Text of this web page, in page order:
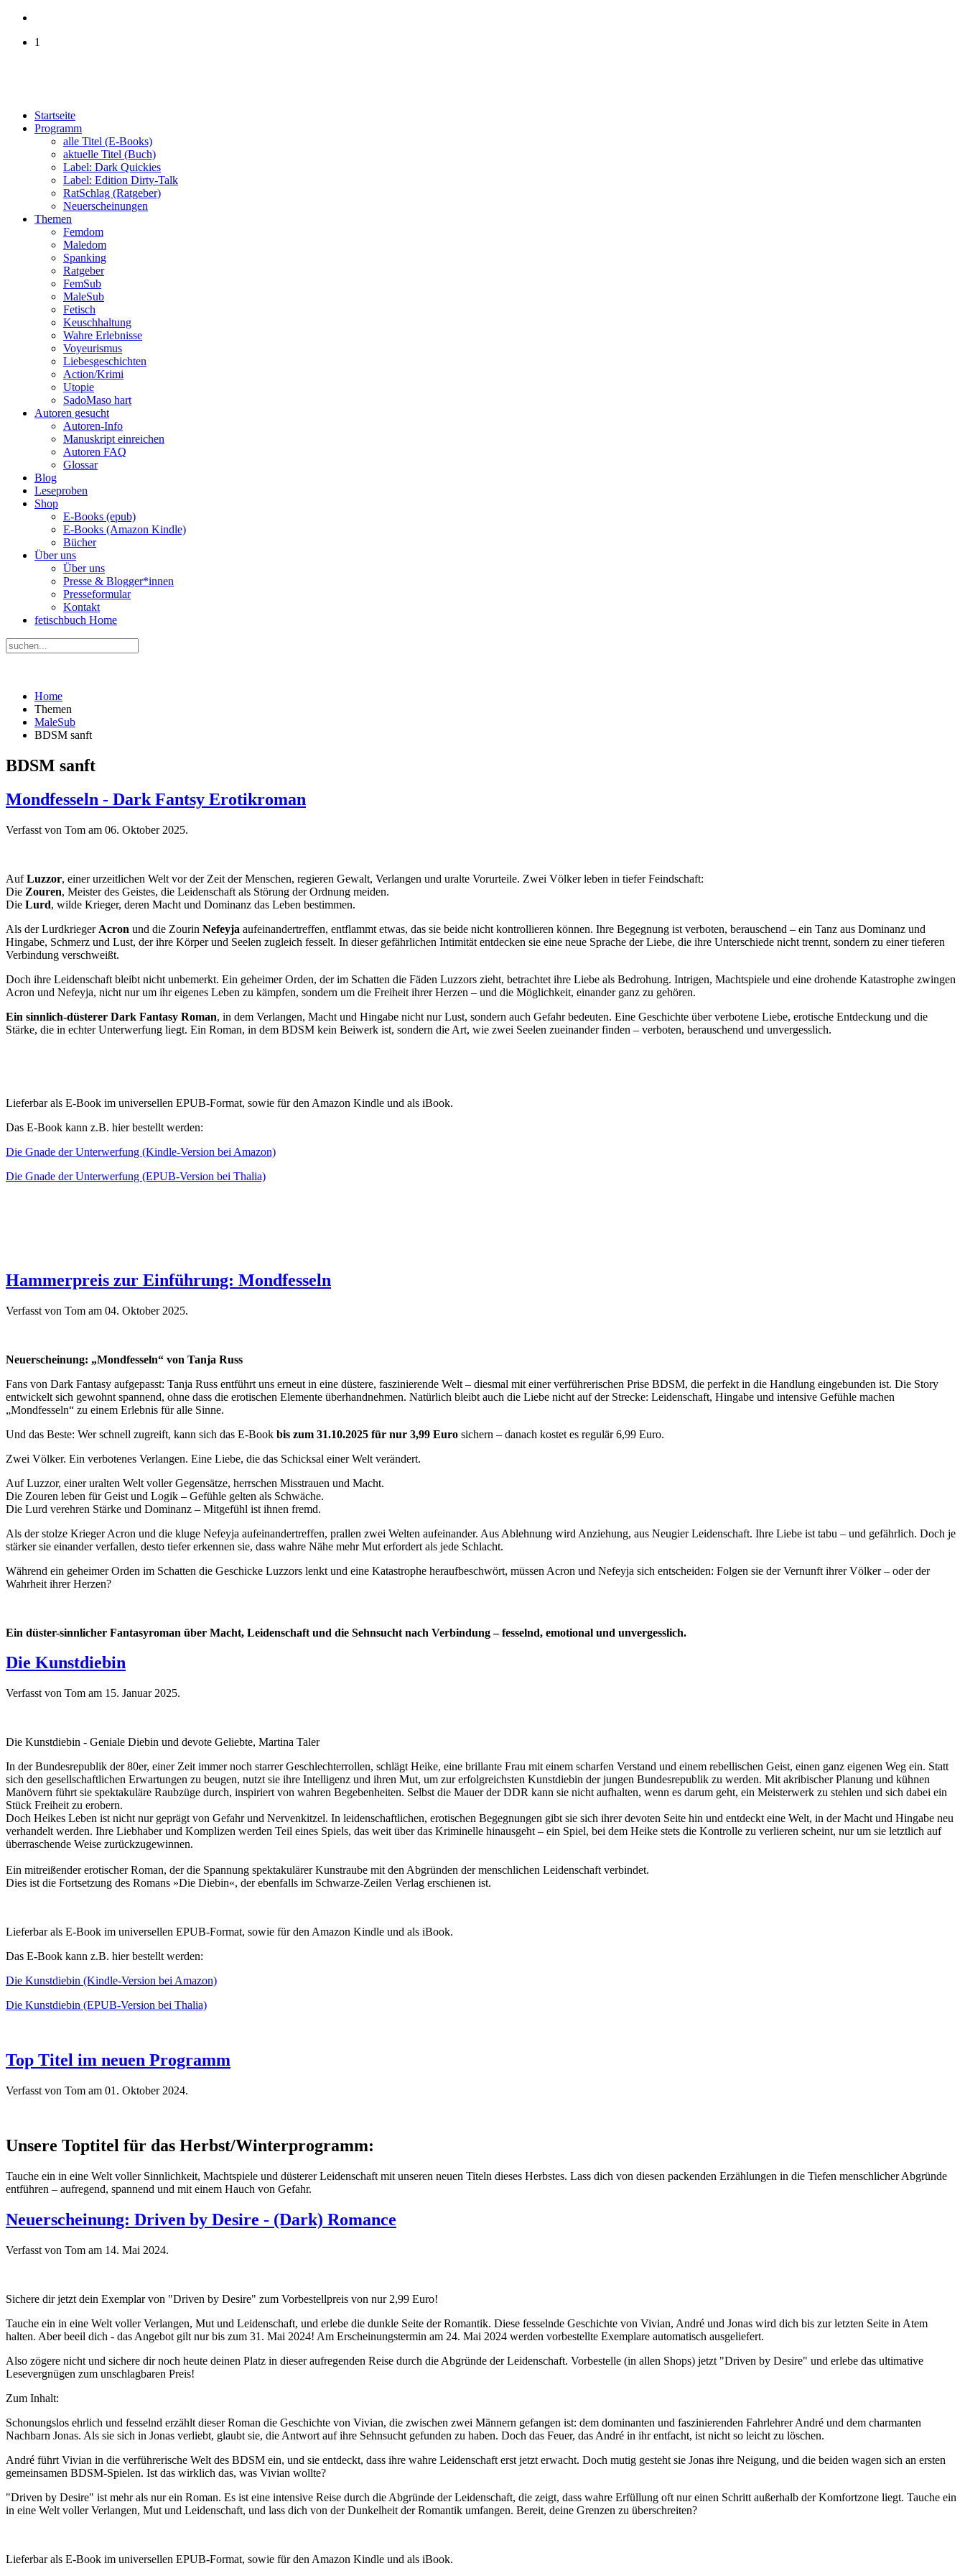
1
Startseite
Programm
alle Titel (E-Books)
aktuelle Titel (Buch)
Label: Dark Quickies
Label: Edition Dirty-Talk
RatSchlag (Ratgeber)
Neuerscheinungen
Themen
Femdom
Maledom
Spanking
Ratgeber
FemSub
MaleSub
Fetisch
Keuschhaltung
Wahre Erlebnisse
Voyeurismus
Liebesgeschichten
Action/Krimi
Utopie
SadoMaso hart
Autoren gesucht
Autoren-Info
Manuskript einreichen
Autoren FAQ
Glossar
Blog
Leseproben
Shop
E-Books (epub)
E-Books (Amazon Kindle)
Bücher
Über uns
Über uns
Presse & Blogger*innen
Presseformular
Kontakt
fetischbuch Home
Home
Themen
MaleSub
BDSM sanft
BDSM sanft
Mondfesseln - Dark Fantsy Erotikroman
Verfasst von Tom am 06. Oktober 2025.
AufLuzzor, einer urzeitlichen Welt vor der Zeit der Menschen, regieren Gewalt, Verlangen und uralte Vorurteile. Zwei Völker leben in tiefer Feindschaft:
Die Zouren, Meister des Geistes, die Leidenschaft als Störung der Ordnung meiden.
Die Lurd, wilde Krieger, deren Macht und Dominanz das Leben bestimmen.
Als der Lurdkrieger Acron und die Zourin Nefeyja aufeinandertreffen, entflammt etwas, das sie beide nicht kontrollieren können. Ihre Begegnung ist verboten, berauschend – ein Tanz aus Dominanz und
Hingabe, Schmerz und Lust, der ihre Körper und Seelen zugleich fesselt. In dieser gefährlichen Intimität entdecken sie eine neue Sprache der Liebe, die ihre Unterschiede nicht trennt, sondern zu einer tieferen
Verbindung verschweißt.
Doch ihre Leidenschaft bleibt nicht unbemerkt. Ein geheimer Orden, der im Schatten die Fäden Luzzors zieht, betrachtet ihre Liebe als Bedrohung. Intrigen, Machtspiele und eine drohende Katastrophe zwingen
Acron und Nefeyja, nicht nur um ihr eigenes Leben zu kämpfen, sondern um die Freiheit ihrer Herzen – und die Möglichkeit, einander ganz zu gehören.
Ein sinnlich-düsterer Dark Fantasy Roman, in dem Verlangen, Macht und Hingabe nicht nur Lust, sondern auch Gefahr bedeuten. Eine Geschichte über verbotene Liebe, erotische Entdeckung und die
Stärke, die in echter Unterwerfung liegt. Ein Roman, in dem BDSM kein Beiwerk ist, sondern die Art, wie zwei Seelen zueinander finden – verboten, berauschend und unvergesslich.
Lieferbar als E-Book im universellen EPUB-Format, sowie für den Amazon Kindle und als iBook.
Das E-Book kann z.B. hier bestellt werden:
Die Gnade der Unterwerfung (Kindle-Version bei Amazon)
Die Gnade der Unterwerfung (EPUB-Version bei Thalia)
Hammerpreis zur Einführung: Mondfesseln
Verfasst von Tom am 04. Oktober 2025.
Neuerscheinung: „Mondfesseln“ von Tanja Russ
Fans von Dark Fantasy aufgepasst: Tanja Russ entführt uns erneut in eine düstere, faszinierende Welt – diesmal mit einer verführerischen Prise BDSM, die perfekt in die Handlung eingebunden ist. Die Story
entwickelt sich gewohnt spannend, ohne dass die erotischen Elemente überhandnehmen. Natürlich bleibt auch die Liebe nicht auf der Strecke: Leidenschaft, Hingabe und intensive Gefühle machen
„Mondfesseln“ zu einem Erlebnis für alle Sinne.
Und das Beste: Wer schnell zugreift, kann sich das E-Book bis zum 31.10.2025 für nur 3,99 Euro sichern – danach kostet es regulär 6,99 Euro.
Zwei Völker. Ein verbotenes Verlangen. Eine Liebe, die das Schicksal einer Welt verändert.
Auf Luzzor, einer uralten Welt voller Gegensätze, herrschen Misstrauen und Macht.
Die Zouren leben für Geist und Logik – Gefühle gelten als Schwäche.
Die Lurd verehren Stärke und Dominanz – Mitgefühl ist ihnen fremd.
Als der stolze Krieger Acron und die kluge Nefeyja aufeinandertreffen, prallen zwei Welten aufeinander. Aus Ablehnung wird Anziehung, aus Neugier Leidenschaft. Ihre Liebe ist tabu – und gefährlich. Doch je
stärker sie einander verfallen, desto tiefer erkennen sie, dass wahre Nähe mehr Mut erfordert als jede Schlacht.
Während ein geheimer Orden im Schatten die Geschicke Luzzors lenkt und eine Katastrophe heraufbeschwört, müssen Acron und Nefeyja sich entscheiden: Folgen sie der Vernunft ihrer Völker – oder der
Wahrheit ihrer Herzen?
Ein düster-sinnlicher Fantasyroman über Macht, Leidenschaft und die Sehnsucht nach Verbindung – fesselnd, emotional und unvergesslich.
Die Kunstdiebin
Verfasst von Tom am 15. Januar 2025.
Die Kunstdiebin - Geniale Diebin und devote Geliebte, Martina Taler
In der Bundesrepublik der 80er, einer Zeit immer noch starrer Geschlechterrollen, schlägt Heike, eine brillante Frau mit einem scharfen Verstand und einem rebellischen Geist, einen ganz eigenen Weg ein. Statt
sich den gesellschaftlichen Erwartungen zu beugen, nutzt sie ihre Intelligenz und ihren Mut, um zur erfolgreichsten Kunstdiebin der jungen Bundesrepublik zu werden. Mit akribischer Planung und kühnen
Manövern führt sie spektakuläre Raubzüge durch, inspiriert von wahren Begebenheiten. Selbst die Mauer der DDR kann sie nicht aufhalten, wenn es darum geht, ein Meisterwerk zu stehlen und sich dabei ein
Stück Freiheit zu erobern.
Doch Heikes Leben ist nicht nur geprägt von Gefahr und Nervenkitzel. In leidenschaftlichen, erotischen Begegnungen gibt sie sich ihrer devoten Seite hin und entdeckt eine Welt, in der Macht und Hingabe neu
verhandelt werden. Ihre Liebhaber und Komplizen werden Teil eines Spiels, das weit über das Kriminelle hinausgeht – ein Spiel, bei dem Heike stets die Kontrolle zu verlieren scheint, nur um sie letztlich auf
überraschende Weise zurückzugewinnen.
Ein mitreißender erotischer Roman, der die Spannung spektakulärer Kunstraube mit den Abgründen der menschlichen Leidenschaft verbindet.
Dies ist die Fortsetzung des Romans »Die Diebin«, der ebenfalls im Schwarze-Zeilen Verlag erschienen ist.
Lieferbar als E-Book im universellen EPUB-Format, sowie für den Amazon Kindle und als iBook.
Das E-Book kann z.B. hier bestellt werden:
Die Kunstdiebin (Kindle-Version bei Amazon)
Die Kunstdiebin (EPUB-Version bei Thalia)
Top Titel im neuen Programm
Verfasst von Tom am 01. Oktober 2024.
Unsere Toptitel für das Herbst/Winterprogramm:
Tauche ein in eine Welt voller Sinnlichkeit, Machtspiele und düsterer Leidenschaft mit unseren neuen Titeln dieses Herbstes. Lass dich von diesen packenden Erzählungen in die Tiefen menschlicher Abgründe
entführen – aufregend, spannend und mit einem Hauch von Gefahr.
Neuerscheinung: Driven by Desire - (Dark) Romance
Verfasst von Tom am 14. Mai 2024.
Sichere dir jetzt dein Exemplar von "Driven by Desire" zum Vorbestellpreis von nur 2,99 Euro!
Tauche ein in eine Welt voller Verlangen, Mut und Leidenschaft, und erlebe die dunkle Seite der Romantik. Diese fesselnde Geschichte von Vivian, André und Jonas wird dich bis zur letzten Seite in Atem
halten. Aber beeil dich - das Angebot gilt nur bis zum 31. Mai 2024! Am Erscheinungstermin am 24. Mai 2024 werden vorbestellte Exemplare automatisch ausgeliefert.
Also zögere nicht und sichere dir noch heute deinen Platz in dieser aufregenden Reise durch die Abgründe der Leidenschaft. Vorbestelle (in allen Shops) jetzt "Driven by Desire" und erlebe das ultimative
Lesevergnügen zum unschlagbaren Preis!
Zum Inhalt:
Schonungslos ehrlich und fesselnd erzählt dieser Roman die Geschichte von Vivian, die zwischen zwei Männern gefangen ist: dem dominanten und faszinierenden Fahrlehrer André und dem charmanten
Nachbarn Jonas. Als sie sich in Jonas verliebt, glaubt sie, die Antwort auf ihre Sehnsucht gefunden zu haben. Doch das Feuer, das André in ihr entfacht, ist nicht so leicht zu löschen.
André führt Vivian in die verführerische Welt des BDSM ein, und sie entdeckt, dass ihre wahre Leidenschaft erst jetzt erwacht. Doch mutig gesteht sie Jonas ihre Neigung, und die beiden wagen sich an ersten
gemeinsamen BDSM-Spielen. Ist das wirklich das, was Vivian wollte?
"Driven by Desire" ist mehr als nur ein Roman. Es ist eine intensive Reise durch die Abgründe der Leidenschaft, die zeigt, dass wahre Erfüllung oft nur einen Schritt außerhalb der Komfortzone liegt. Tauche ein
in eine Welt voller Verlangen, Mut und Leidenschaft, und lass dich von der Dunkelheit der Romantik umfangen. Bereit, deine Grenzen zu überschreiten?
Lieferbar als E-Book im universellen EPUB-Format, sowie für den Amazon Kindle und als iBook.